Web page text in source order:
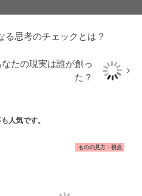
る思考のチェックとは？
たの現実は誰が創っ
た？
人気です。
ものの見方・視点